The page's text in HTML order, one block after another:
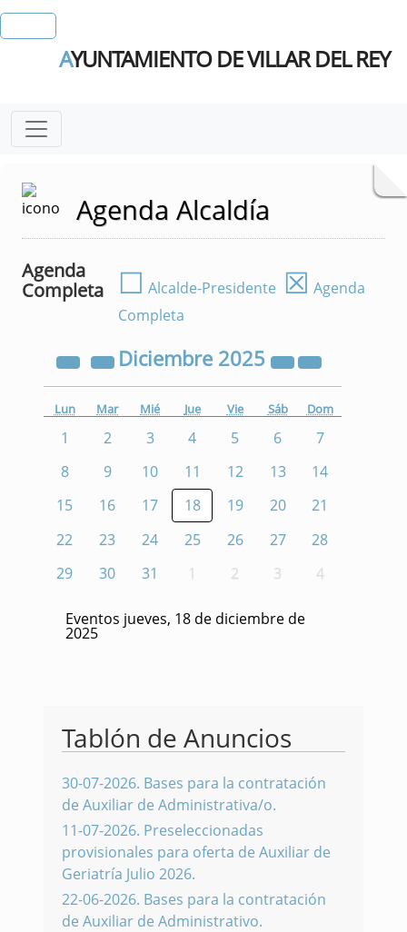
AYUNTAMIENTO DE VILLAR DEL REY
Agenda Alcaldía
Agenda
Completa
☐ Alcalde-Presidente ☒ Agenda
Completa
Diciembre 2025
Lun Mar Mié Jue Vie Sáb Dom
1 2 3 4 5 6
7
8
9 10 11 12 13
14
15
16 17 18 19 20
21
22
23 24 25 26 27
28
29
30 31 1 2 3 4
Eventos jueves, 18 de diciembre de
2025
Tablón de Anuncios
30-07-2026. Bases para la contratación
de Auxiliar de Administrativa/o.
11-07-2026. Preseleccionadas
provisionales para oferta de Auxiliar de
Geriatría Julio 2026.
22-06-2026. Bases para la contratación
de Auxiliar de Administrativo.